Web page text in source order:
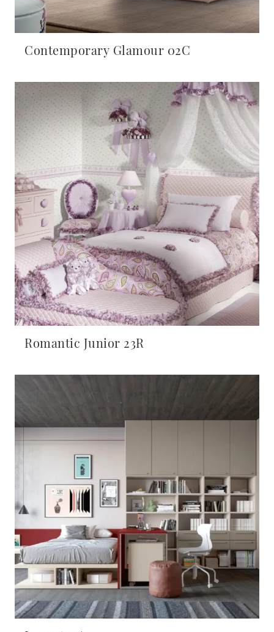
Contemporary Glamour 02C
Romantic Junior 23R